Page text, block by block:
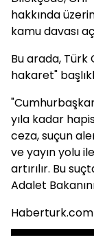
hakkında
kamu davası
Bu arada, Türk
hakaret"
yıla kadar
ceza, suçun
ve yayın yolu
artırılır. Bu
Adalet
Haberturk.com